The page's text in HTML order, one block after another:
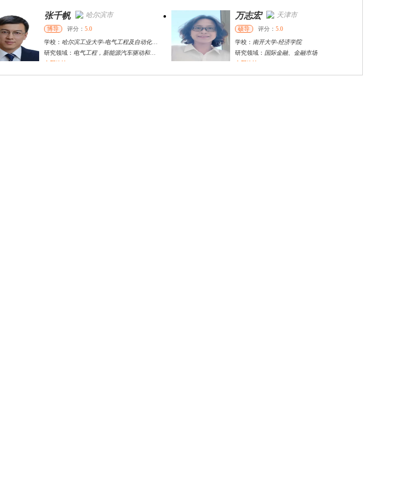
张千帆 哈尔滨市
博导 评分： 5.0
学校： 哈尔滨工业大学-电气工程及自动化学院
研究领域： 电气工程，新能源汽车驱动和充电
立即咨询
万志宏 天津市
硕导 评分： 5.0
学校： 南开大学-经济学院
研究领域： 国际金融、金融市场
立即咨询
何斌锋 苏州市 杜** 黄浦区